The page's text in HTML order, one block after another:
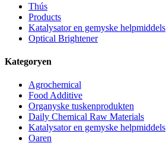
Thús
Products
Katalysator en gemyske helpmiddels
Optical Brightener
Kategoryen
Agrochemical
Food Additive
Organyske tuskenprodukten
Daily Chemical Raw Materials
Katalysator en gemyske helpmiddels
Oaren